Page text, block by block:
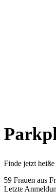
Finde jetzt
59 Frauen aus
Letzte